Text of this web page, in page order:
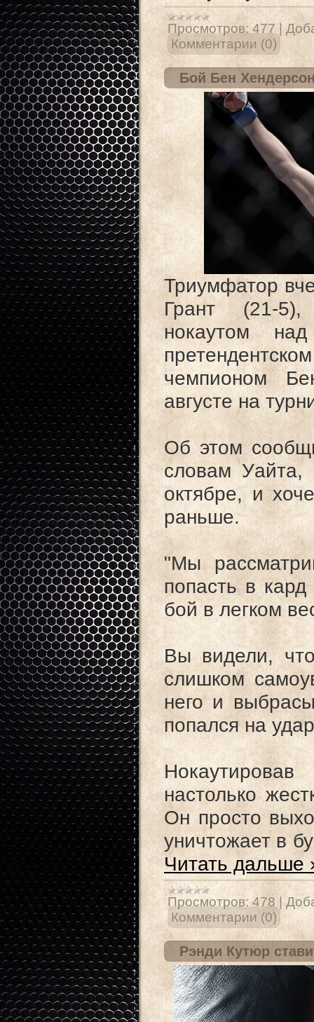
Просмотров: 477 |
Комментарии (0)
Бой Бен
Триумфатор
Грант (21-
нокаутом
чемпионом
августе на
Об этом
словам Уайта,
октябре, и
раньше.
"Мы
попасть в
бой в легком
Вы видели,
слишком
него и
попался на
настолько
Он просто
уничтожает в
Читать дальше
Просмотров: 478
Комментарии (0)
Рэнди Кутюр